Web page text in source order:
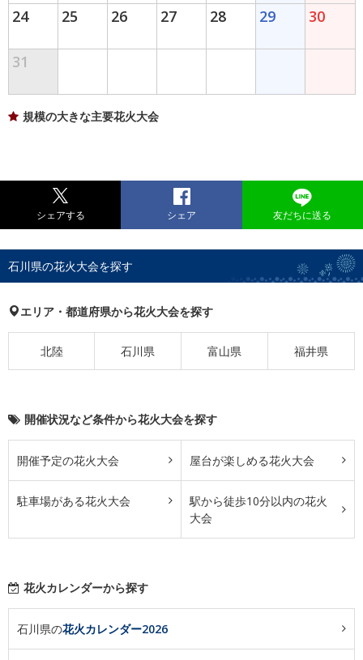
24 25 26 27 28 29 30
31
規模の大きな主要花火大会
シェアする シェア 友だちに送る
石川県の花火大会を探す
エリア・都道府県から花火大会を探す
北陸 石川県 富山県 福井県
開催状況など条件から花火大会を探す
開催予定の花火大会 屋台が楽しめる花火大会
駐車場がある花火大会
駅から徒歩10分以内の花火
大会
花火カレンダーから探す
石川県の花火カレンダー2026